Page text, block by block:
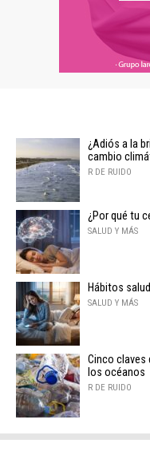
¿Adiós a la
cambio
R DE RUIDO
¿Por qué tu
SALUD Y MÁS
Hábitos
SALUD Y MÁS
Cinco claves
los océanos
R DE RUIDO